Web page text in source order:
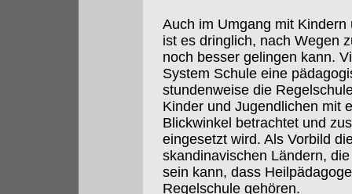
Auch im Umgang mit
ist es dringlich, nach Wegen
noch besser gelingen kann.
System Schule eine
stundenweise die
Kinder und Jugendlichen mit
Blickwinkel betrachtet und
eingesetzt wird. Als Vorbild
skandinavischen Ländern,
sein kann, dass
Regelschule gehören.